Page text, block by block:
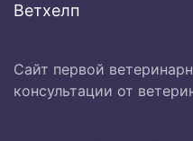
Ветхелп
Сайт первой
консультации от